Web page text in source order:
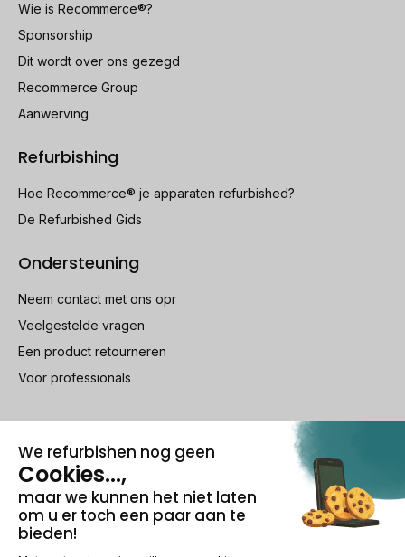
Wie is Recommerce®?
Sponsorship
Dit wordt over ons gezegd
Recommerce Group
Aanwerving
Refurbishing
Hoe Recommerce® je apparaten refurbished?
De Refurbished Gids
Ondersteuning
Neem contact met ons opr
Veelgestelde vragen
Een product retourneren
Voor professionals
100% beveiligde betaling